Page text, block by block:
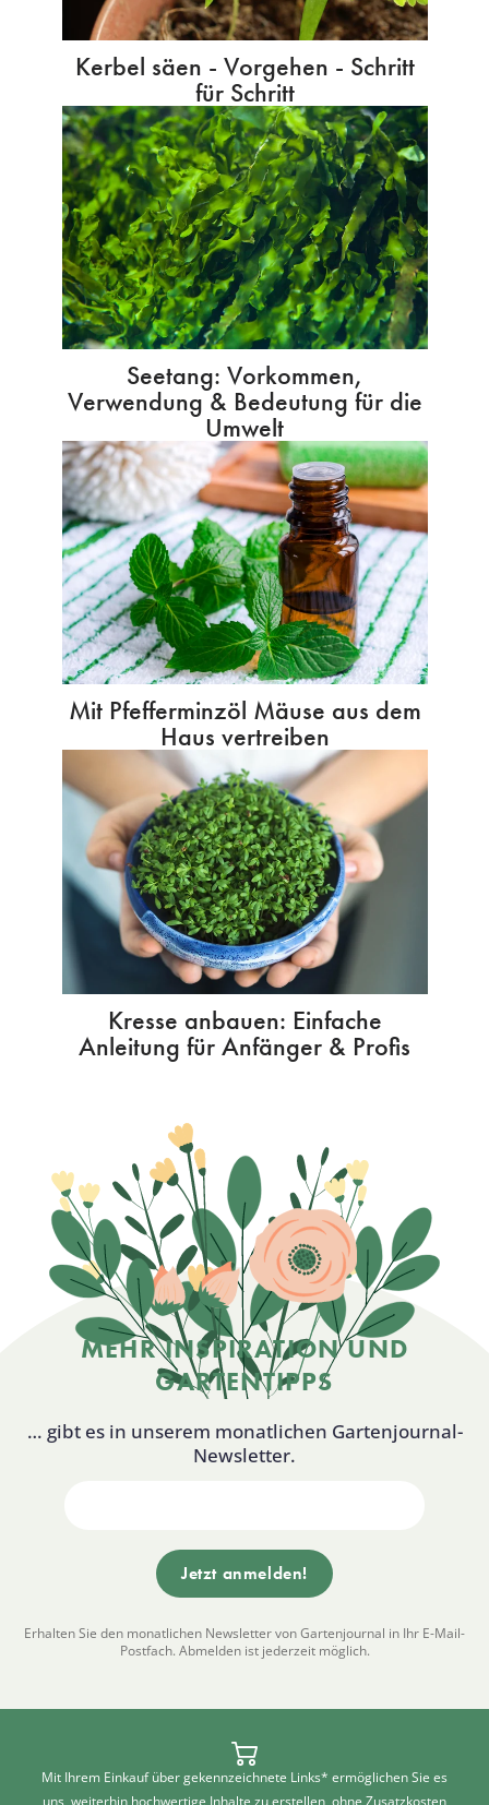
Kerbel säen - Vorgehen - Schritt
für Schritt
Seetang: Vorkommen,
Verwendung & Bedeutung für die
Umwelt
Mit Pfefferminzöl Mäuse aus dem
Haus vertreiben
Kresse anbauen: Einfache
Anleitung für Anfänger & Profis
MEHR INSPIRATION UND
GARTENTIPPS
… gibt es in unserem monatlichen Gartenjournal-
Newsletter.
Erhalten Sie den monatlichen Newsletter von Gartenjournal in Ihr E-Mail-
Postfach. Abmelden ist jederzeit möglich.
Mit Ihrem Einkauf über gekennzeichnete Links* ermöglichen Sie es